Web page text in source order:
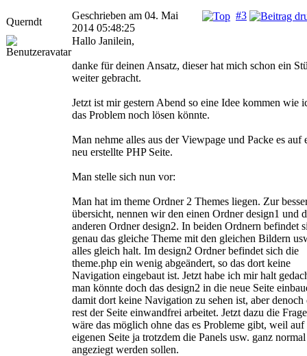
Querndt
#3
Geschrieben am 04. Mai
2014 05:48:25
Hallo Janilein,
danke für deinen Ansatz, dieser hat mich schon ein
weiter gebracht.
Jetzt ist mir gestern Abend so eine Idee kommen wie
das Problem noch lösen könnte.
Man nehme alles aus der Viewpage und Packe es auf
neu erstellte PHP Seite.
Man stelle sich nun vor:
Man hat im theme Ordner 2 Themes liegen. Zur
übersicht, nennen wir den einen Ordner design1 und
anderen Ordner design2. In beiden Ordnern befindet
genau das gleiche Theme mit den gleichen Bildern
alles gleich halt. Im design2 Ordner befindet sich die
theme.php ein wenig abgeändert, so das dort keine
Navigation eingebaut ist. Jetzt habe ich mir halt
man könnte doch das design2 in die neue Seite
damit dort keine Navigation zu sehen ist, aber denoch
rest der Seite einwandfrei arbeitet. Jetzt dazu die
wäre das möglich ohne das es Probleme gibt, weil auf
eigenen Seite ja trotzdem die Panels usw. ganz normal
angeziegt werden sollen.